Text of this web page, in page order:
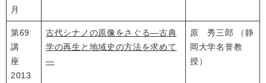
月
第69
講
座
2013
古代シナノの原像をさぐる―古典
学の再生と地域史の方法を求めて
―
原 秀三郎 （静
岡大学名誉教
授）